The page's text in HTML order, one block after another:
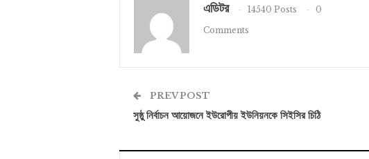
এডিটর 14540 Posts
0
Comments
PREV POST
সুষ্ঠু নির্বাচন আয়োজনে ইউরোপীয় ইউনিয়নকে সিইসির চিঠি